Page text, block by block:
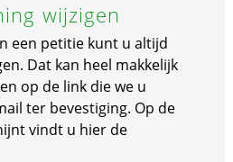
wijzigen
een petitie kunt u altijd
Dat kan heel makkelijk
op de link die we u
ter bevestiging. Op de
vindt u hier de